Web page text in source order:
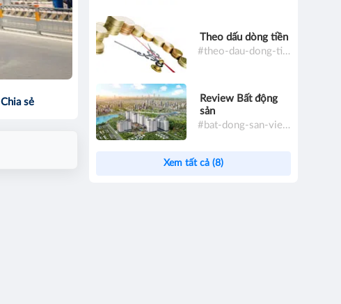
Chia sẻ
Theo dấu dòng tiền
#theo-dau-dong-tien
Review Bất động
sản
#bat-dong-san-viet-nam
Xem tất cả (8)